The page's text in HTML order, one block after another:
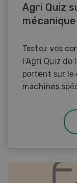
Agri Quiz
mécanique
Testez vos
l’Agri Quiz de
portent sur le
machines